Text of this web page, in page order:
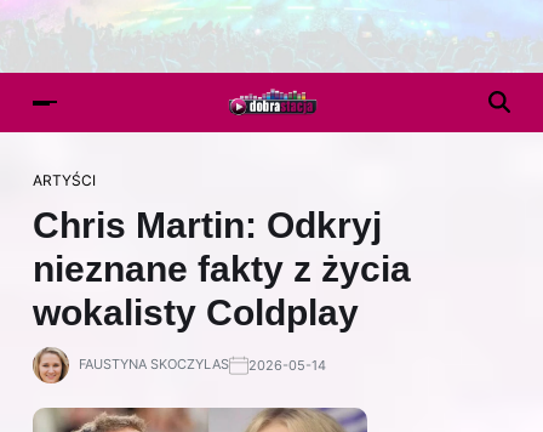
ARTYŚCI
Chris Martin: Odkryj
nieznane fakty z życia
wokalisty Coldplay
FAUSTYNA SKOCZYLAS 2026-05-14